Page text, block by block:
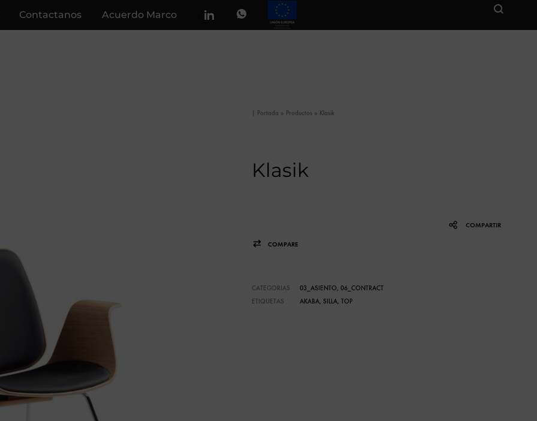
Contactanos Acuerdo Marco
| Portada » Productos » Klasik
Klasik
COMPARTIR
COMPARE
CATEGORIAS 03_ASIENTO, 06_CONTRACT
ETIQUETAS
AKABA, SILLA, TOP